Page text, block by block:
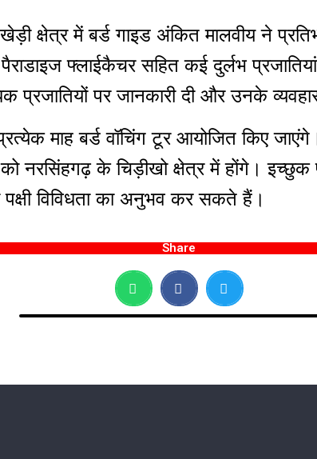
क्षेत्र में बर्ड गाइड अंकित मालवीय ने
फ्लाईकैचर सहित कई दुर्लभ प्रजातियां
प्रजातियों पर जानकारी दी और उनके
प्रत्येक माह बर्ड वॉचिंग टूर आयोजित किए
नरसिंहगढ़ के चिड़ीखो क्षेत्र में होंगे। इच्छुक
विविधता का अनुभव कर सकते हैं।
Share